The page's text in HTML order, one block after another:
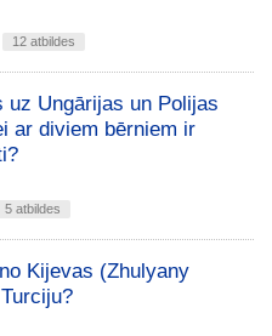
12 atbildes
uz Ungārijas un Polijas
ar diviem bērniem ir
5 atbildes
Kijevas (Zhulyany